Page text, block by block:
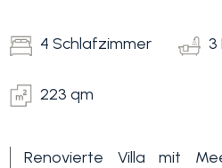
4 Schlafzimmer 3
223 qm
Renovierte Villa mit
Grundstücke